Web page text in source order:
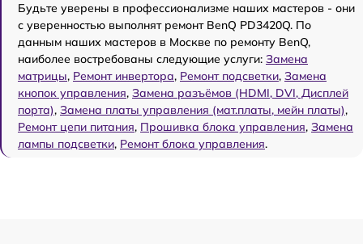
Будьте уверены в профессионализме наших мастеров - они
с уверенностью выполнят ремонт BenQ PD3420Q. По
данным наших мастеров в Москве по ремонту BenQ,
наиболее востребованы следующие услуги: Замена
матрицы, Ремонт инвертора, Ремонт подсветки, Замена
кнопок управления, Замена разъёмов (HDMI, DVI, Дисплей
порта), Замена платы управления (мат.платы, мейн платы),
Ремонт цепи питания, Прошивка блока управления, Замена
лампы подсветки, Ремонт блока управления.